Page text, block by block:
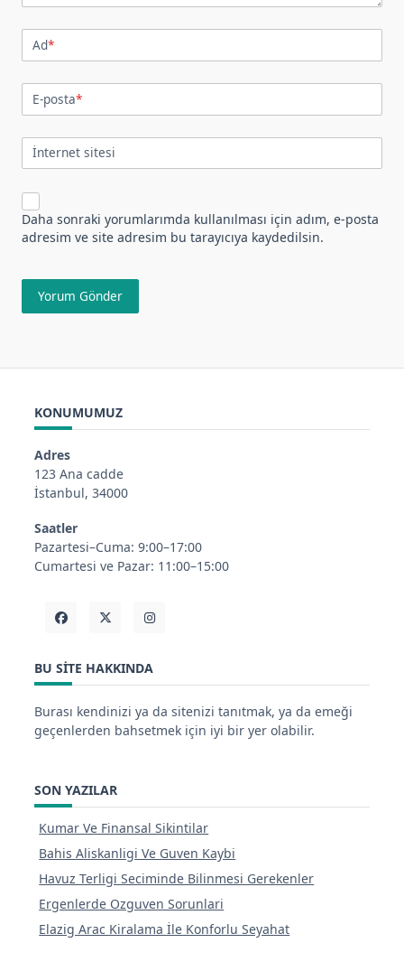
Ad*
E-posta*
İnternet sitesi
Daha sonraki yorumlarımda kullanılması için adım, e-posta
adresim ve site adresim bu tarayıcıya kaydedilsin.
KONUMUMUZ
Adres
123 Ana cadde
İstanbul, 34000
Saatler
Pazartesi–Cuma: 9:00–17:00
Cumartesi ve Pazar: 11:00–15:00
BU SITE HAKKINDA
Burası kendinizi ya da sitenizi tanıtmak, ya da emeği
geçenlerden bahsetmek için iyi bir yer olabilir.
SON YAZILAR
Kumar Ve Finansal Sikintilar
Bahis Aliskanligi Ve Guven Kaybi
Havuz Terligi Seciminde Bilinmesi Gerekenler
Ergenlerde Ozguven Sorunlari
Elazig Arac Kiralama İle Konforlu Seyahat